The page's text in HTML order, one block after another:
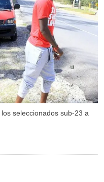
seleccionados sub-23 a
X
X
X